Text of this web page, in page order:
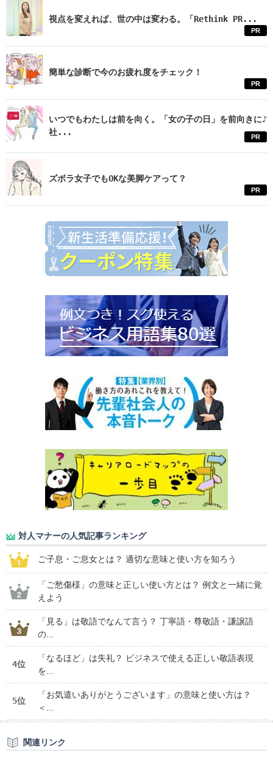
視点を変えれば、世の中は変わる。「Rethink PR...
PR
簡単な診断で今のお疲れ度をチェック！
PR
いつでもわたしは前を向く。「女の子の日」を前向きに♪
社...
PR
ズボラ女子でもOKな美脚ケアって？
PR
対人マナーの人気記事ランキング
ご子息・ご息女とは？ 適切な意味と使い方を知ろう
「ご愁傷様」の意味と正しい使い方とは？ 例文と一緒に覚
えよう
「見る」は敬語でなんて言う？ 丁寧語・尊敬語・謙譲語
の...
4位
「なるほど」は失礼？ ビジネスで使える正しい敬語表現
を...
5位
「お気遣いありがとうございます」の意味と使い方は？
＜...
関連リンク